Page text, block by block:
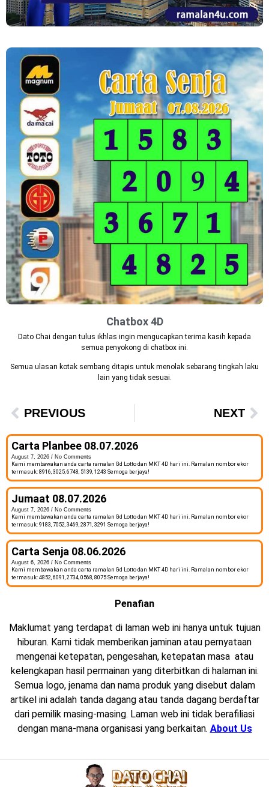
Chatbox 4D
Dato Chai dengan tulus ikhlas ingin mengucapkan terima kasih kepada
semua penyokong di chatbox ini.
Semua ulasan kotak sembang ditapis untuk menolak sebarang tingkah laku
lain yang tidak sesuai.
PREVIOUS NEXT
Carta Planbee 08.07.2026
August 7, 2026
No Comments
Kami membawakan anda carta ramalan Gd Lotto dan MKT 4D hari ini. Ramalan nombor ekor
termasuk: 8916, 3025, 6748, 5139, 1243 Semoga berjaya!
Jumaat 08.07.2026
August 7, 2026
No Comments
Kami membawakan anda carta ramalan Gd Lotto dan MKT 4D hari ini. Ramalan nombor ekor
termasuk: 9183, 7052, 3469, 2871, 3291 Semoga berjaya!
Carta Senja 08.06.2026
August 6, 2026
No Comments
Kami membawakan anda carta ramalan Gd Lotto dan MKT 4D hari ini. Ramalan nombor ekor
termasuk: 4852, 6091, 2734, 0568, 8075 Semoga berjaya!
Penafian
Maklumat yang terdapat di laman web ini hanya untuk tujuan
hiburan. Kami tidak memberikan jaminan atau pernyataan
mengenai ketepatan, pengesahan, ketepatan masa atau
kelengkapan hasil permainan yang diterbitkan di halaman ini.
Semua logo, jenama dan nama produk yang disebut dalam
artikel ini adalah tanda dagang atau tanda dagang berdaftar
dari pemilik masing-masing. Laman web ini tidak berafiliasi
dengan mana-mana organisasi yang berkaitan. About Us